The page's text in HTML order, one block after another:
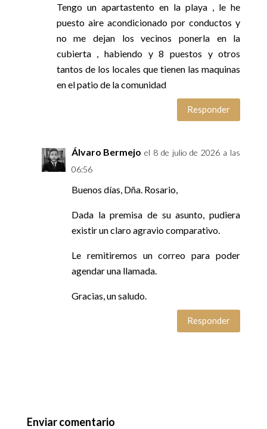
Tengo un apartastento en la playa , le he
puesto aire acondicionado por conductos y
no me dejan los vecinos ponerla en la
cubierta , habiendo y 8 puestos y otros
tantos de los locales que tienen las maquinas
en el patio de la comunidad
Responder
Álvaro Bermejo el 8 de julio de 2026 a las
06:56
Buenos días, Dña. Rosario,
Dada la premisa de su asunto, pudiera
existir un claro agravio comparativo.
Le remitiremos un correo para poder
agendar una llamada.
Gracias, un saludo.
Responder
Enviar comentario